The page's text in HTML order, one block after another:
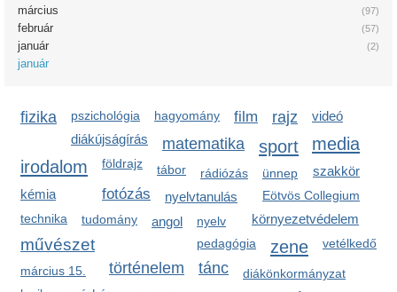
(97)
március
(57)
február
(2)
január
január
fizika pszichológia hagyomány film rajz
diákújságírás matematika
videó
media
irodalom
sport
földrajz tábor szakkör
rádiózás
fotózás Eötvös Collegium
kémia nyelvtanulás
technika környezetvédelem
tudomány angol
ünnep
művészet pedagógia zene
történelem
vetélkedő
tánc
március 15. diákönkormányzat
nyelv